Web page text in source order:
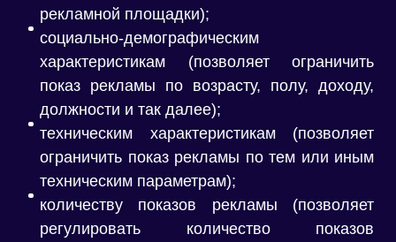
рекламной площадки);
социально-демографическим
характеристикам (позволяет ограничить
показ рекламы по возрасту, полу, доходу,
должности и так далее);
техническим характеристикам (позволяет
ограничить показ рекламы по тем или иным
техническим параметрам);
количеству показов рекламы (позволяет
регулировать количество показов